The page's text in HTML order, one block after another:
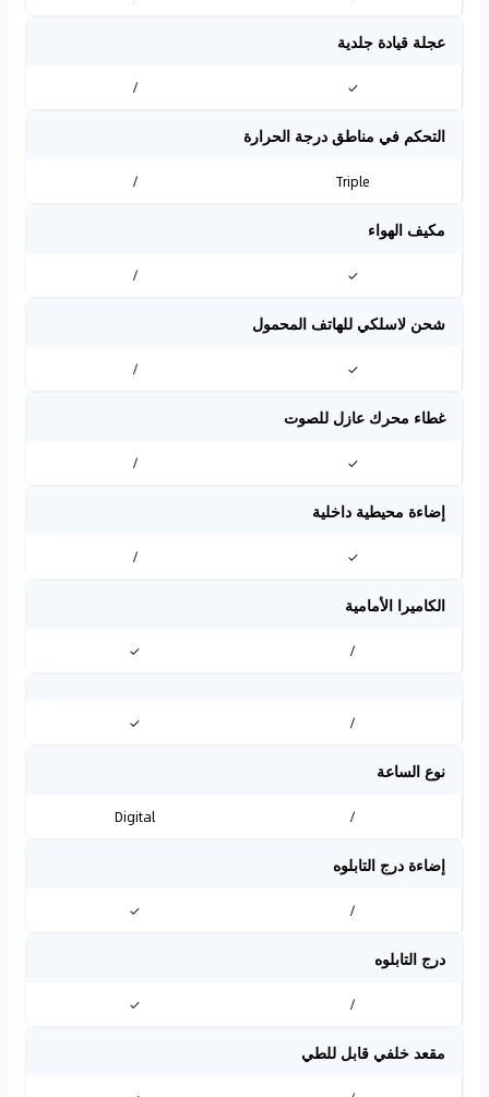
عجلة قيادة جلدية
✓
/
التحكم في مناطق درجة الحرارة
Triple
/
مكيف الهواء
✓
/
شحن لاسلكي للهاتف المحمول
✓
/
غطاء محرك عازل للصوت
✓
/
إضاءة محيطية داخلية
✓
/
الكاميرا الأمامية
/
✓
/
✓
نوع الساعة
/
Digital
إضاءة درج التابلوه
/
✓
درج التابلوه
/
✓
مقعد خلفي قابل للطي